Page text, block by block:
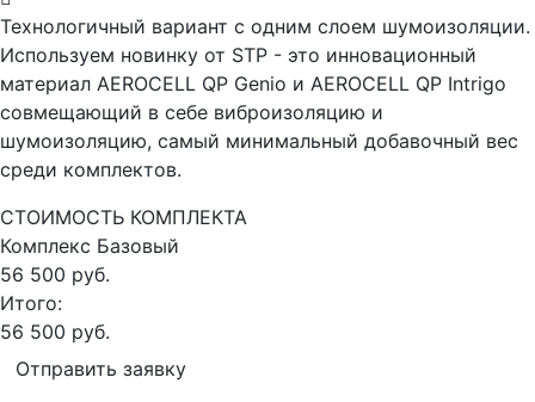
Технологичный вариант с одним слоем шумоизоляции.
Используем новинку от STP - это инновационный
материал AEROCELL QP Genio и AEROCELL QP Intrigo
совмещающий в себе виброизоляцию и
шумоизоляцию, самый минимальный добавочный вес
среди комплектов.
СТОИМОСТЬ КОМПЛЕКТА
Комплекс Базовый
56 500 руб.
Итого:
56 500 руб.
Отправить заявку